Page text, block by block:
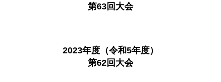
第63回大会
2023年度（令和5年度）
第62回大会